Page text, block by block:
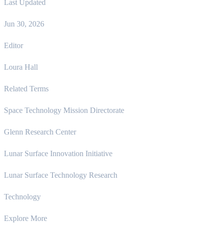
Last Updated
Jun 30, 2026
Editor
Loura Hall
Related Terms
Space Technology Mission Directorate
Glenn Research Center
Lunar Surface Innovation Initiative
Lunar Surface Technology Research
Technology
Explore More